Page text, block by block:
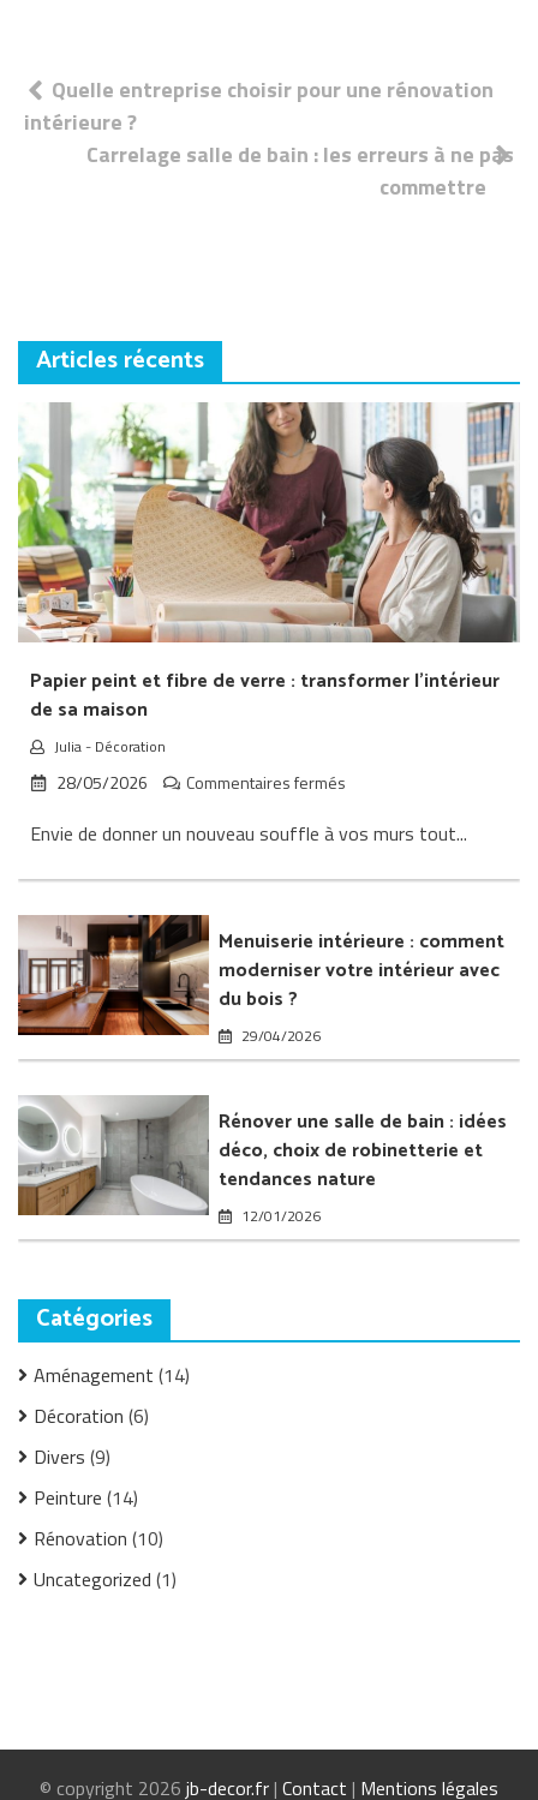
Navigation
de
Quelle entreprise choisir pour une rénovation
intérieure ?
Carrelage salle de bain : les erreurs à ne pas
commettre
Articles récents
Papier peint et fibre de verre : transformer l’intérieur
de sa maison
Julia- Décoration
28/05/2026 Commentaires fermés
peint
fibre
verre
transformer
sa
Envie de donner un nouveau souffle à vos murs tout...
Menuiserie intérieure : comment
moderniser votre intérieur avec
du bois ?
29/04/2026
Rénover une salle de bain : idées
déco, choix de robinetterie et
tendances nature
12/01/2026
Catégories
Aménagement (14)
Décoration (6)
Divers (9)
Peinture (14)
Rénovation (10)
Uncategorized (1)
© copyright 2026 jb-decor.fr| Contact | Mentions légales